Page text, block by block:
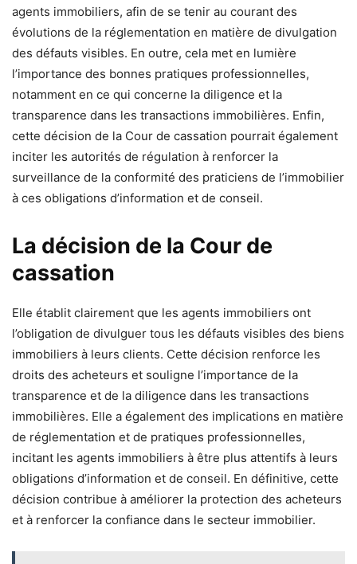
agents immobiliers, afin de se tenir au courant des
évolutions de la réglementation en matière de divulgation
des défauts visibles. En outre, cela met en lumière
l’importance des bonnes pratiques professionnelles,
notamment en ce qui concerne la diligence et la
transparence dans les transactions immobilières. Enfin,
cette décision de la Cour de cassation pourrait également
inciter les autorités de régulation à renforcer la
surveillance de la conformité des praticiens de l’immobilier
à ces obligations d’information et de conseil.
La décision de la Cour de
cassation
Elle établit clairement que les agents immobiliers ont
l’obligation de divulguer tous les défauts visibles des biens
immobiliers à leurs clients. Cette décision renforce les
droits des acheteurs et souligne l’importance de la
transparence et de la diligence dans les transactions
immobilières. Elle a également des implications en matière
de réglementation et de pratiques professionnelles,
incitant les agents immobiliers à être plus attentifs à leurs
obligations d’information et de conseil. En définitive, cette
décision contribue à améliorer la protection des acheteurs
et à renforcer la confiance dans le secteur immobilier.